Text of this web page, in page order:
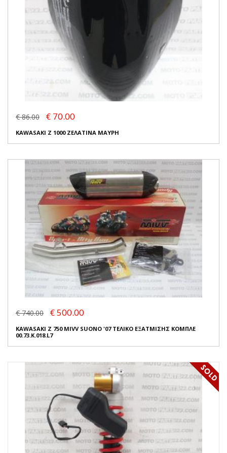
€ 86.00 € 70.00
KAWASAKI Z 1000 ΖΕΛΑΤΙΝΑ ΜΑΥΡΗ
€ 740.00 € 500.00
KAWASAKI Z 750 MIVV SUONO '07 ΤΕΛΙΚΟ ΕΞΑΤΜΙΣΗΣ ΚΟΜΠΛΕ
00.73.K.018.L7